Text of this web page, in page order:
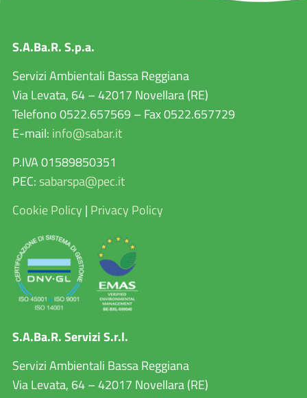
S.A.Ba.R. S.p.a.
Servizi Ambientali Bassa Reggiana
Via Levata, 64 – 42017 Novellara (RE)
Telefono 0522.657569 – Fax 0522.657729
E-mail: info@sabar.it
P.IVA 01589850351
PEC: sabarspa@pec.it
Cookie Policy | Privacy Policy
S.A.Ba.R. Servizi S.r.l.
Servizi Ambientali Bassa Reggiana
Via Levata, 64 – 42017 Novellara (RE)